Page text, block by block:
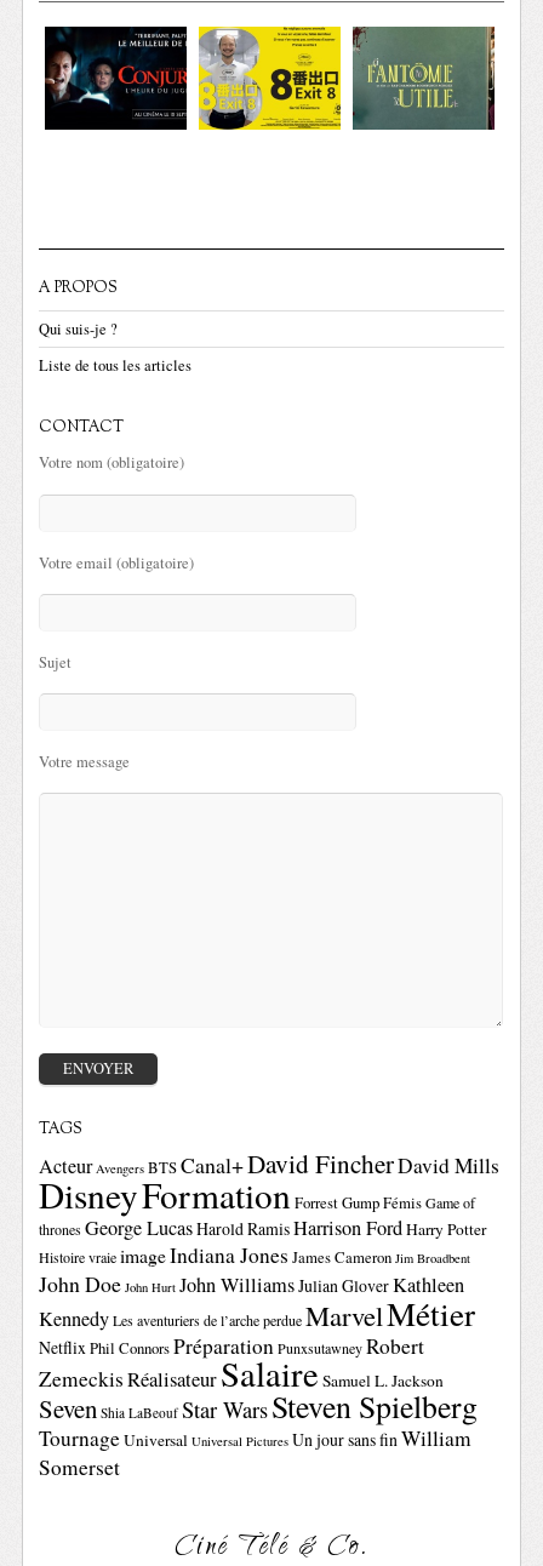
A PROPOS
Qui suis-je ?
Liste de tous les articles
CONTACT
Votre nom (obligatoire)
Votre email (obligatoire)
Sujet
Votre message
TAGS
Acteur Avengers BTSCanal+David FincherDavid Mills
DisneyFormationForrest GumpFémis Game of
thrones George LucasHarold RamisHarrison FordHarry Potter
Histoire vraie imageIndiana Jones James Cameron Jim Broadbent
John Doe John Hurt John WilliamsJulian GloverKathleen
Kennedy Les aventuriers de l’arche perdue MarvelMétier
NetflixPhil ConnorsPréparation Punxsutawney Robert
ZemeckisRéalisateurSalaire Samuel L. Jackson
Seven Shia LaBeouf Star WarsSteven Spielberg
TournageUniversal Universal Pictures Un jour sans finWilliam
Somerset
Ciné Télé & Co.